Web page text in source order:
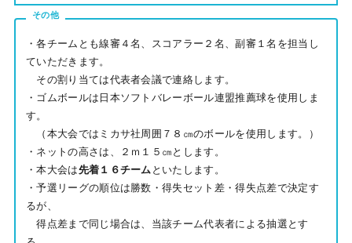
その他
・各チームとも線審４名、スコアラー２名、副審１名を担当し
ていただきます。
その割り当ては代表者会議で連絡します。
・ゴムボールは日本ソフトバレーボール連盟推薦球を使用しま
す。
（本大会ではミカサ社周囲７８㎝のボールを使用します。）
・ネットの高さは、２ｍ１５㎝とします。
・本大会は先着１６チーム といたします。
・予選リーグの順位は勝数・得失セット差・得失点差で決定す
るが、
得点差まで同じ場合は、当該チーム代表者による抽選とす